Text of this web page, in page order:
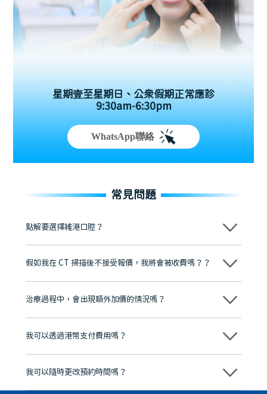
星期壹至星期日、公眾假期正常應診
9:30am-6:30pm
WhatsApp聯絡
常見問題
點解要選擇維港口腔？
維港口腔踐行「醫道濟世」的大學校訓，各分院匯聚來自香港、內地的
牌」、「2025香港企業領袖品牌」，是諾貝爾種植系統全球放心植牙中
至今已服務超過三十個國家和地區的顧客，受到粵港澳大灣區及周邊城
市市民極高的口碑評價及信任推薦 珠海、深圳設有八大分院，香港亦設
有咨詢及服務保障中心，有任何問題都可以隨時預約免費咨詢，讓人十
假如我在 CT 掃描後不接受報價，我將會被收費嗎？？
不會！只要未開始實際服務之前，你不會被收取任何費用。
治療過程中，會出現額外加價的情況嗎？
不會，治療前我們會詳細說明治療方案及對應的價錢，顧客同意並簽字
我可以透過港幣支付費用嗎？
可以。維港口腔會按照當日匯率轉算收取費用，而匯率會及時告知客人
我可以隨時更改預約時間嗎？
可以，請盡早通過wechat或whatsapp聯絡我們，告知我們你原本預約